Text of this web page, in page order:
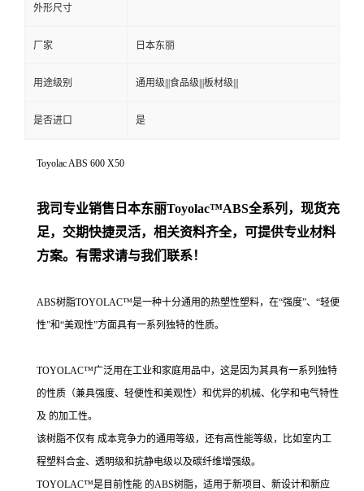
外形尺寸
厂家 日本东丽
用途级别 通用级|||食品级|||板材级|||
是否进口 是
Toyolac ABS 600 X50
我司专业销售日本东丽Toyolac™ABS全系列，现货充
足，交期快捷灵活，相关资料齐全，可提供专业材料
方案。有需求请与我们联系！
ABS树脂TOYOLAC™是一种十分通用的热塑性塑料，在“强度”、“轻便
性”和“美观性”方面具有一系列独特的性质。
TOYOLAC™广泛用在工业和家庭用品中，这是因为其具有一系列独特
的性质（兼具强度、轻便性和美观性）和优异的机械、化学和电气特性
及 的加工性。
该树脂不仅有 成本竞争力的通用等级，还有高性能等级，比如室内工
程塑料合金、透明级和抗静电级以及碳纤维增强级。
TOYOLAC™是目前性能 的ABS树脂，适用于新项目、新设计和新应